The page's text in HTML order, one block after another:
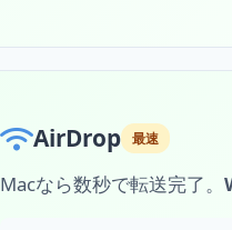
AirDrop 最速
Macなら数秒で転送完了。